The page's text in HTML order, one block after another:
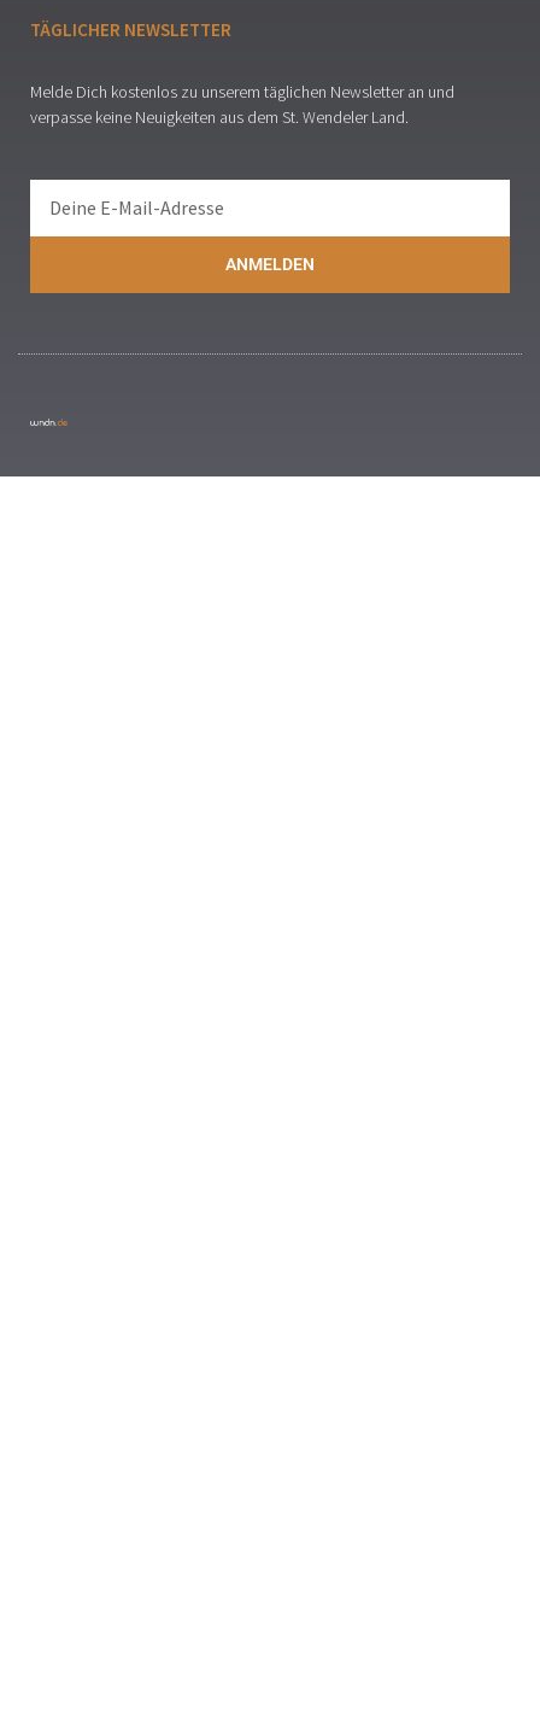
TÄGLICHER NEWSLETTER
Melde Dich kostenlos zu unserem täglichen Newsletter an und
verpasse keine Neuigkeiten aus dem St. Wendeler Land.
ANMELDEN